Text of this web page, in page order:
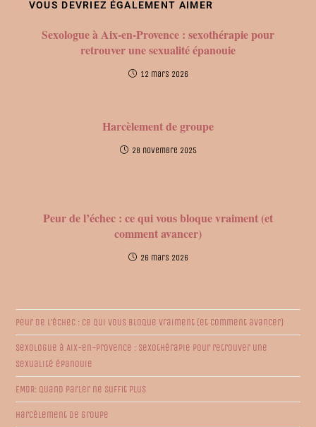
VOUS DEVRIEZ ÉGALEMENT AIMER
Sexologue à Aix-en-Provence : sexothérapie pour
retrouver une sexualité épanouie
12 mars 2026
Harcèlement de groupe
28 novembre 2025
Peur de l’échec : ce qui vous bloque vraiment (et
comment avancer)
26 mars 2026
Peur de l’échec : ce qui vous bloque vraiment (et comment avancer)
Sexologue à Aix-en-Provence : sexothérapie pour retrouver une
sexualité épanouie
EMDR: quand parler ne suffit plus
Harcèlement de groupe